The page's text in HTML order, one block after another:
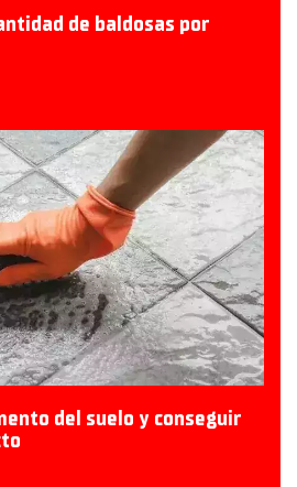
de baldosas por
del suelo y conseguir